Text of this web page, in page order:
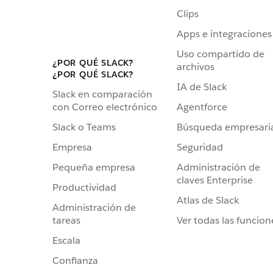
¿POR QUÉ SLACK?
¿POR QUÉ SLACK?
Slack en comparación
con Correo electrónico
Slack o Teams
Empresa
Pequeña empresa
Productividad
Administración de
tareas
Escala
Confianza
Clips
Apps e integraciones
Uso compartido de
archivos
IA de Slack
Agentforce
Búsqueda
Seguridad
Administración de
claves Enterprise
Atlas de Slack
Ver todas las